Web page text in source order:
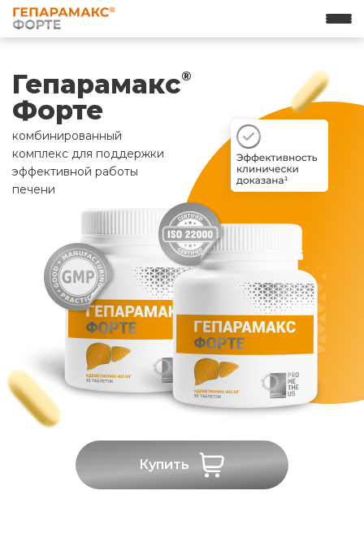
Гепарамакс®
Форте
комбинированный
комплекс для поддержки
эффективной работы
печени
Купить